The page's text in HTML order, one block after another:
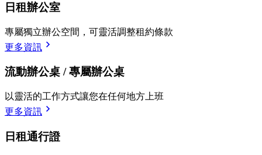
日租辦公室
專屬獨立辦公空間，可靈活調整租約條款
更多資訊
流動辦公桌 / 專屬辦公桌
以靈活的工作方式讓您在任何地方上班
更多資訊
日租通行證